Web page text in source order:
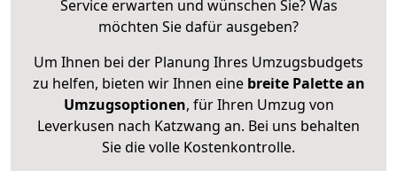
Service erwarten und wünschen Sie? Was
möchten Sie dafür ausgeben?
Um Ihnen bei der Planung Ihres Umzugsbudgets
zu helfen, bieten wir Ihnen eine breite Palette an
Umzugsoptionen, für Ihren Umzug von
Leverkusen nach Katzwang an. Bei uns behalten
Sie die volle Kostenkontrolle.